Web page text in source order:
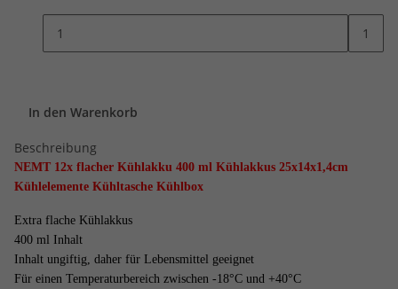
1
In den Warenkorb
Beschreibung
NEMT 12x flacher Kühlakku 400 ml Kühlakkus 25x14x1,4cm
Kühlelemente Kühltasche Kühlbox
Extra flache Kühlakkus
400 ml Inhalt
Inhalt ungiftig, daher für Lebensmittel geeignet
Für einen Temperaturbereich zwischen -18°C und +40°C